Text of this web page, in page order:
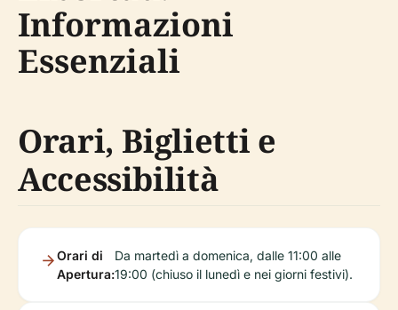
Informazioni
Essenziali
Orari, Biglietti e
Accessibilità
Orari di
Apertura:
Da martedì a domenica, dalle 11:00 alle
19:00 (chiuso il lunedì e nei giorni festivi).